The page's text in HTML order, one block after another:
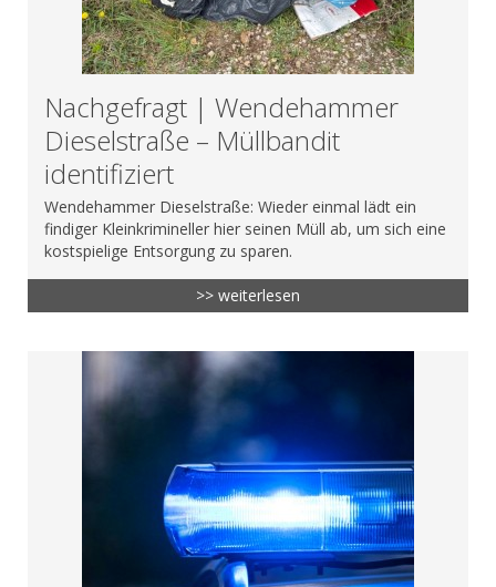
Nachgefragt | Wendehammer
Dieselstraße – Müllbandit
identifiziert
Wendehammer Dieselstraße: Wieder einmal lädt ein
findiger Kleinkrimineller hier seinen Müll ab, um sich eine
kostspielige Entsorgung zu sparen.
>> weiterlesen